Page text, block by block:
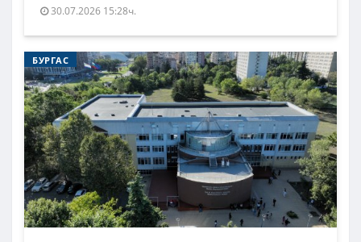
30.07.2026 15:28ч.
БУРГАС